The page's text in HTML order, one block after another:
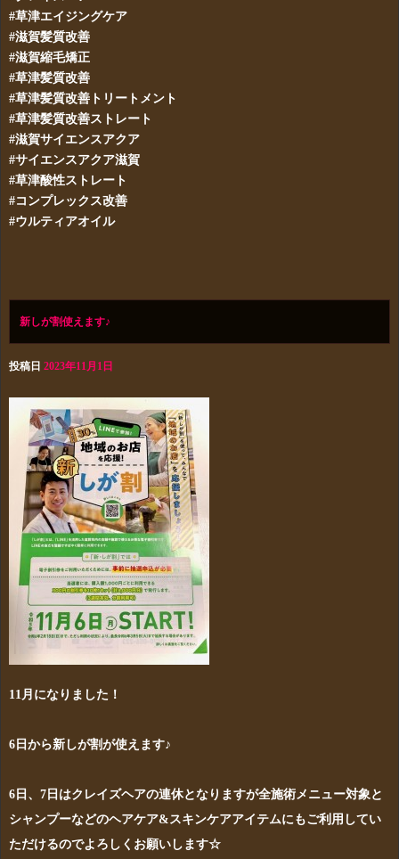
#草津エイジングケア
#滋賀髪質改善
#滋賀縮毛矯正
#草津髪質改善
#草津髪質改善トリートメント
#草津髪質改善ストレート
#滋賀サイエンスアクア
#サイエンスアクア滋賀
#草津酸性ストレート
#コンプレックス改善
#ウルティアオイル
新しが割使えます♪
投稿日 2023年11月1日
11月になりました！
6日から新しが割が使えます♪
6日、7日はクレイズヘアの連休となりますが全施術メニュー対象と
シャンプーなどのヘアケア&スキンケアアイテムにもご利用してい
ただけるのでよろしくお願いします☆